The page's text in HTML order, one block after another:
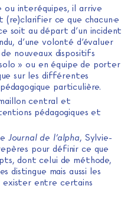
ou interéquipes, il arrive
ce que chacun·e
soit au départ d’un incident
d’une volonté d’évaluer
nouveaux dispositifs
solo » ou en équipe de porter
sur les différentes
particulière.
central et
pédagogiques et
Journal de l’alpha, Sylvie-
pour définir ce que
dont celui de méthode,
distingue mais aussi les
exister entre certains